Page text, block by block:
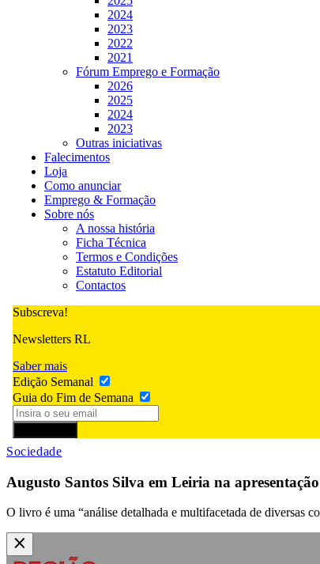
2024
2023
2022
2021
Fórum Emprego e Formação
2026
2025
2024
2023
Outras iniciativas
Falecimentos
Loja
Como anunciar
Emprego & Formação
Sobre nós
A nossa história
Ficha Técnica
Termos e Condições
Estatuto Editorial
Contactos
Subscreva!
Newsletters RL
Saber mais
Edição Semanal
Guia do Fim de Semana
Sociedade
Augusto Santos Silva em Leiria na
O livro é uma “análise detalhada e multifacetada de diversas